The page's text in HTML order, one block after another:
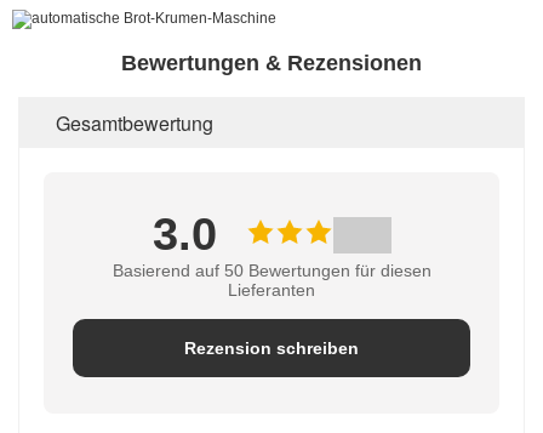
Bewertungen & Rezensionen
Gesamtbewertung
3.0
Basierend auf 50 Bewertungen für diesen
Lieferanten
Rezension schreiben